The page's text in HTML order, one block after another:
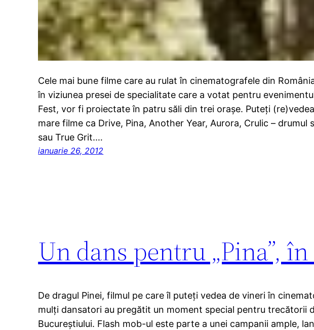
Cele mai bune filme care au rulat în cinematografele din
în viziunea presei de specialitate care a votat pentru
Fest, vor fi proiectate în patru săli din trei oraşe. Puteţi
mare filme ca Drive, Pina, Another Year, Aurora, Crulic – drumul
sau True Grit.…
ianuarie 26, 2012
Un dans pentru „Pina”,
De dragul Pinei, filmul pe care îl puteţi vedea de vineri în
mulţi dansatori au pregătit un moment special pentru trecătorii
Bucureştiului. Flash mob-ul este parte a unei campanii ample,